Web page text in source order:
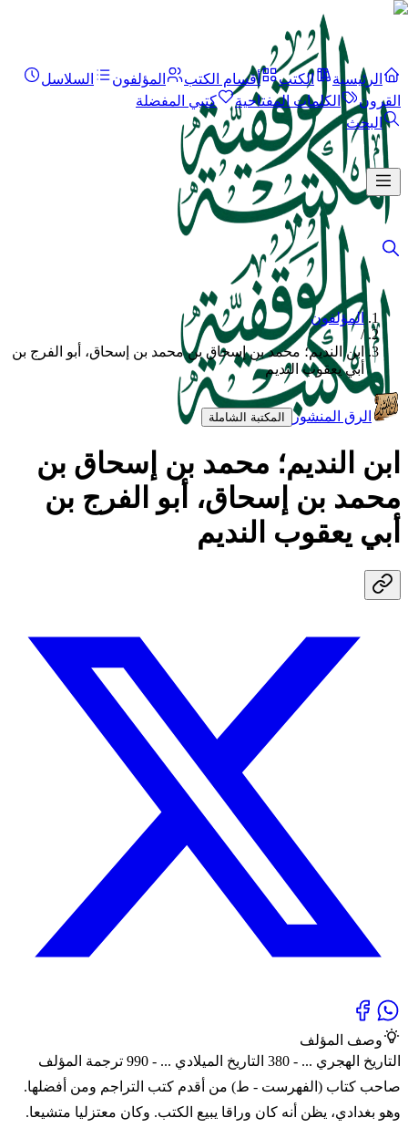
الرئيسية الكتب أقسام الكتب المؤلفون
السلاسل
القرون
الكلمات المفتاحية
كتبي المفضلة
البحث
المؤلفون
/
ابن النديم؛ محمد بن إسحاق بن محمد بن إسحاق، أبو الفرج بن
أبي يعقوب النديم
الرق المنشور المكتبة الشاملة
ابن النديم؛ محمد بن إسحاق بن
محمد بن إسحاق، أبو الفرج بن
أبي يعقوب النديم
وصف المؤلف
التاريخ الهجري ... - 380 التاريخ الميلادي ... - 990 ترجمة المؤلف
صاحب كتاب (الفهرست - ط) من أقدم كتب التراجم ومن أفضلها.
وهو بغدادي، يظن أنه كان وراقا يبيع الكتب. وكان معتزليا متشيعا.